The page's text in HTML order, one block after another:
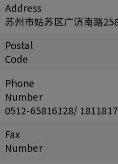
Address
苏州市姑苏区广济南路
Postal
Code
Phone
Number
0512-65816128/
Fax
Number